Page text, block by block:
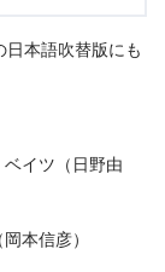
本語吹替版にも
イツ（日野由
本信彦）